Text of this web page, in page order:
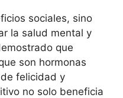
sociales, sino
la salud mental y
que
son hormonas
felicidad y
no solo beneficia